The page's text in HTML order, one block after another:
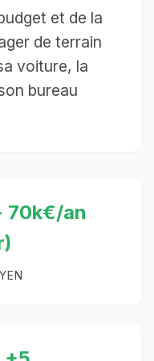
et de la
de terrain
voiture, la
bureau
70k€/an